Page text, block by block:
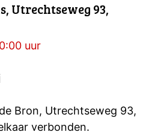
Utrechtseweg 93,
uur
Bron, Utrechtseweg 93,
verbonden.